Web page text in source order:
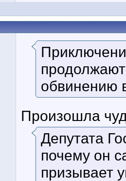
обвинению
Произошла
Депутата
почему он
призывает